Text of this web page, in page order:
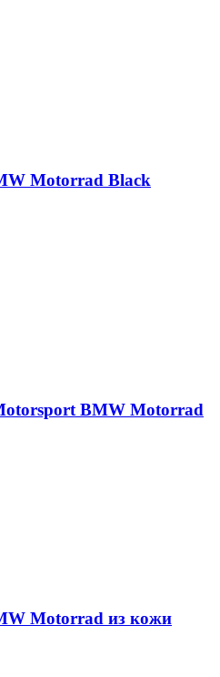
Motorrad Black
BMW Motorrad
Motorrad из кожи